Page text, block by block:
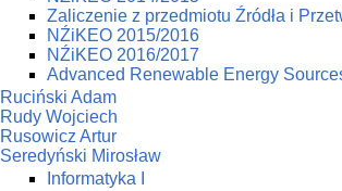
Zaliczenie z przedmiotu Źródła i
NŹiKEO 2015/2016
NŹiKEO 2016/2017
Advanced Renewable Energy
Ruciński Adam
Rudy Wojciech
Rusowicz Artur
Seredyński Mirosław
Informatyka I